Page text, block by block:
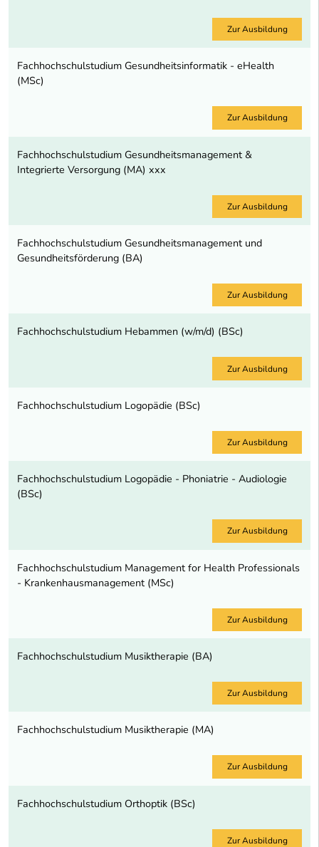
Zur Ausbildung
Fachhochschulstudium Gesundheitsinformatik - eHealth
(MSc)
Zur Ausbildung
Fachhochschulstudium Gesundheitsmanagement &
Integrierte Versorgung (MA) xxx
Zur Ausbildung
Fachhochschulstudium Gesundheitsmanagement und
Gesundheitsförderung (BA)
Zur Ausbildung
Fachhochschulstudium Hebammen (w/m/d) (BSc)
Zur Ausbildung
Fachhochschulstudium Logopädie (BSc)
Zur Ausbildung
Fachhochschulstudium Logopädie - Phoniatrie - Audiologie
(BSc)
Zur Ausbildung
Fachhochschulstudium Management for Health Professionals
- Krankenhausmanagement (MSc)
Zur Ausbildung
Fachhochschulstudium Musiktherapie (BA)
Zur Ausbildung
Fachhochschulstudium Musiktherapie (MA)
Zur Ausbildung
Fachhochschulstudium Orthoptik (BSc)
Zur Ausbildung